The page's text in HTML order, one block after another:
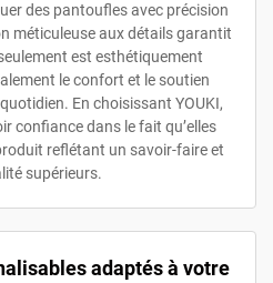
des pantoufles avec précision
méticuleuse aux détails garantit
est esthétiquement
le confort et le soutien
En choisissant YOUKI,
confiance dans le fait qu’elles
reflétant un savoir-faire et
supérieurs.
adaptés à votre